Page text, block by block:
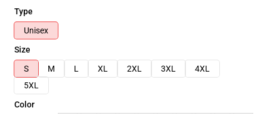
Type
Unisex
Size
S
M L XL 2XL 3XL
4XL
5XL
Color